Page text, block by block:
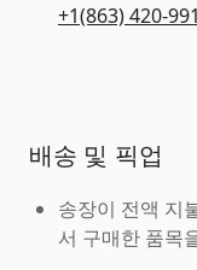
+1(863) 420-
배송 및 픽업
송장이 전액 지
서 구매한 품목